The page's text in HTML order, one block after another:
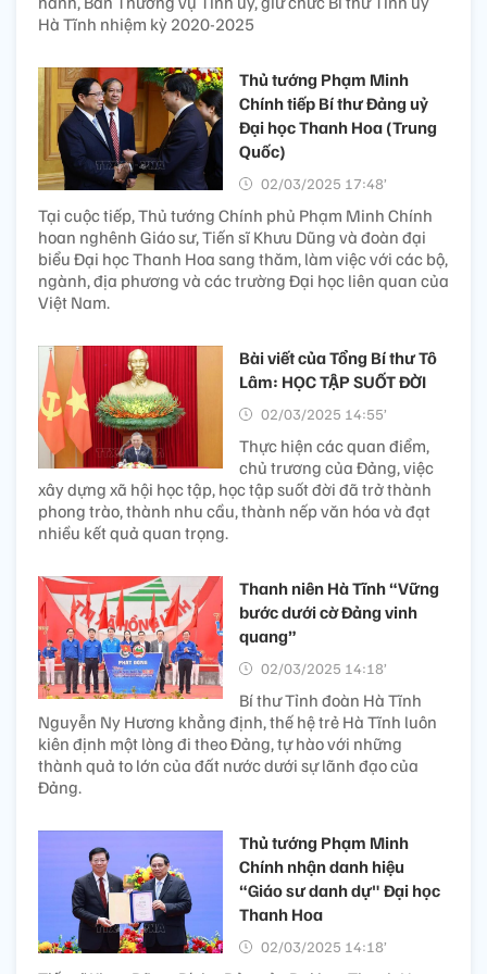
Hà Tĩnh nhiệm kỳ 2020-2025
Thủ tướng Phạm Minh
Chính tiếp Bí thư Đảng uỷ
Đại học Thanh Hoa (Trung
Quốc)
02/03/2025 17:48’
Tại cuộc tiếp, Thủ tướng Chính phủ Phạm Minh Chính
hoan nghênh Giáo sư, Tiến sĩ Khưu Dũng và đoàn đại
biểu Đại học Thanh Hoa sang thăm, làm việc với các bộ,
ngành, địa phương và các trường Đại học liên quan của
Việt Nam.
Bài viết của Tổng Bí thư Tô
Lâm: HỌC TẬP SUỐT ĐỜI
02/03/2025 14:55’
Thực hiện các quan điểm,
chủ trương của Đảng, việc
xây dựng xã hội học tập, học tập suốt đời đã trở thành
phong trào, thành nhu cầu, thành nếp văn hóa và đạt
nhiều kết quả quan trọng.
Thanh niên Hà Tĩnh “Vững
bước dưới cờ Đảng vinh
quang”
02/03/2025 14:18’
Bí thư Tỉnh đoàn Hà Tĩnh
Nguyễn Ny Hương khẳng định, thế hệ trẻ Hà Tĩnh luôn
kiên định một lòng đi theo Đảng, tự hào với những
thành quả to lớn của đất nước dưới sự lãnh đạo của
Đảng.
Thủ tướng Phạm Minh
Chính nhận danh hiệu
“Giáo sư danh dự" Đại học
Thanh Hoa
02/03/2025 14:18’